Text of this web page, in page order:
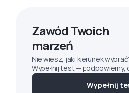
Zawód Twoich
marzeń
Nie wiesz, jaki kierunek
Wypełnij test — podpowiemy,
Wypełnij